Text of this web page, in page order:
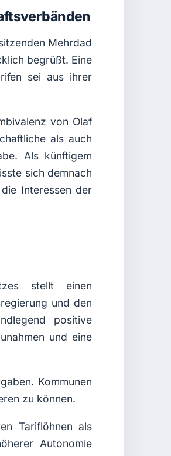
Mehrdad
begrüßt. Eine
sei aus ihrer
von Olaf
als auch
Als künftigem
sich demnach
Interessen der
stellt einen
und den
positive
und eine
Kommunen
zu können.
Tariflöhnen als
Autonomie